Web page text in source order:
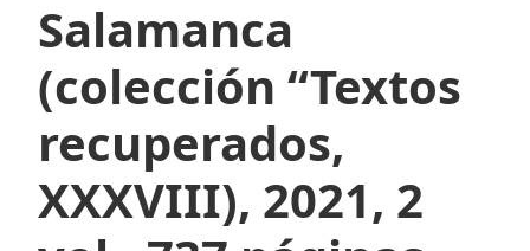
Salamanca
(colección “Textos
recuperados,
XXXVIII), 2021, 2